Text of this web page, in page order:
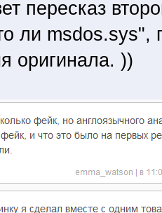
пересказ
ли msdos.sys",
оригинала. ))